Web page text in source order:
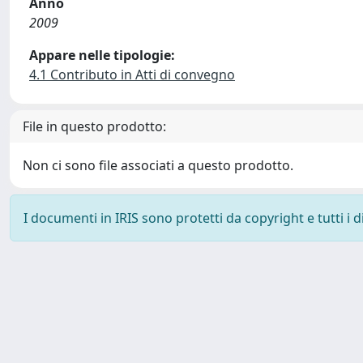
2009
Appare nelle tipologie:
4.1 Contributo in Atti di convegno
File in questo prodotto:
Non ci sono file associati a questo prodotto.
I documenti in IRIS sono protetti da copyright e tutti i